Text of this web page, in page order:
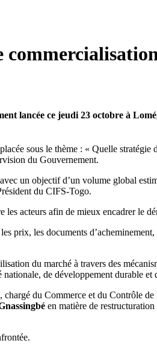
lancée ce jeudi 23 octobre à
sous le thème : « Quelle
du Gouvernement.
un objectif d’un volume global
du CIFS-Togo.
acteurs afin de mieux encadrer le
prix, les documents
du marché à travers des
de développement durable et
du Commerce et du Contrôle
en matière de